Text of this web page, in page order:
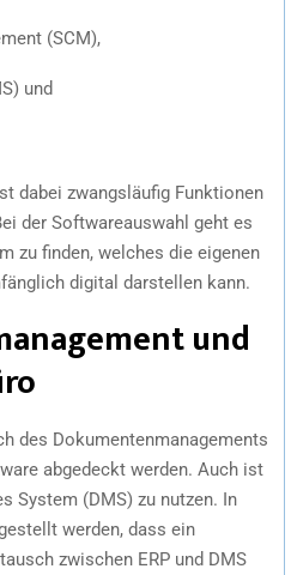
(SCM),
und
dabei zwangsläufig Funktionen
der Softwareauswahl geht es
zu finden, welches die eigenen
digital darstellen kann.
und
des Dokumentenmanagements
abgedeckt werden. Auch ist
System (DMS) zu nutzen. In
werden, dass ein
zwischen ERP und DMS